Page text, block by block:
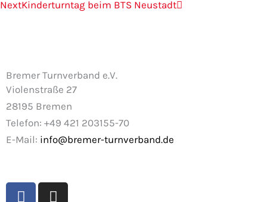
NextKinderturntag beim BTS Neustadt
Bremer Turnverband e.V.
Violenstraße 27
28195 Bremen
Telefon: +49 421 203155-70
E-Mail: info@bremer-turnverband.de
F
I